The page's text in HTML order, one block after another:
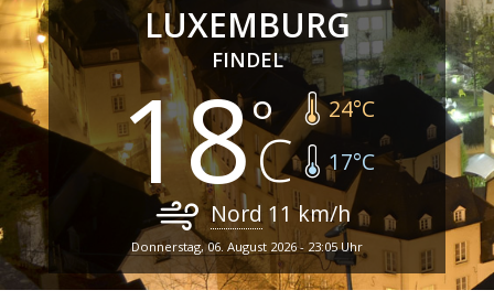
LUXEMBURG
FINDEL
18 24°C
17°C
Nord 11km/h
Donnerstag, 06. August 2026 - 23:05 Uhr